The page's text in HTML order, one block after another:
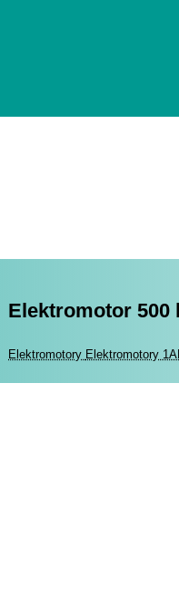
Elektromotor 500
Elektromotory Elektromotory
Elektromotory